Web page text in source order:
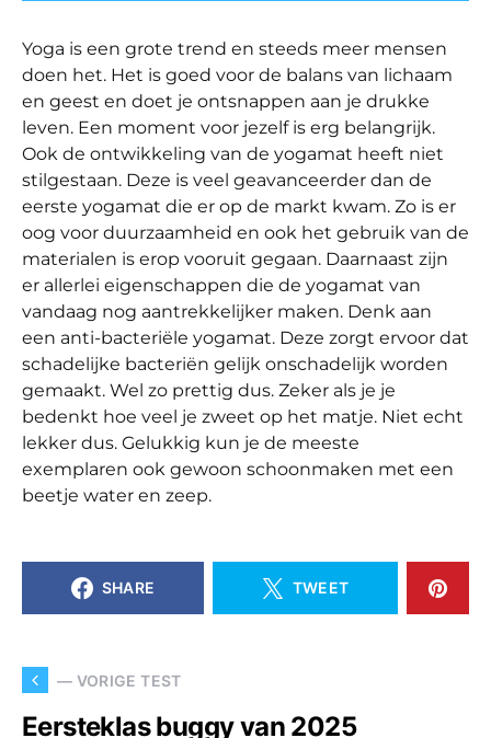
Yoga is een grote trend en steeds meer mensen
doen het. Het is goed voor de balans van lichaam
en geest en doet je ontsnappen aan je drukke
leven. Een moment voor jezelf is erg belangrijk.
Ook de ontwikkeling van de yogamat heeft niet
stilgestaan. Deze is veel geavanceerder dan de
eerste yogamat die er op de markt kwam. Zo is er
oog voor duurzaamheid en ook het gebruik van de
materialen is erop vooruit gegaan. Daarnaast zijn
er allerlei eigenschappen die de yogamat van
vandaag nog aantrekkelijker maken. Denk aan
een anti-bacteriële yogamat. Deze zorgt ervoor dat
schadelijke bacteriën gelijk onschadelijk worden
gemaakt. Wel zo prettig dus. Zeker als je je
bedenkt hoe veel je zweet op het matje. Niet echt
lekker dus. Gelukkig kun je de meeste
exemplaren ook gewoon schoonmaken met een
beetje water en zeep.
SHARE TWEET
— VORIGE TEST
Eersteklas buggy van 2025